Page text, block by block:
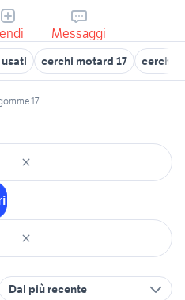
Messaggi
cerchi motard 17 cerchi
17
Dal più recente